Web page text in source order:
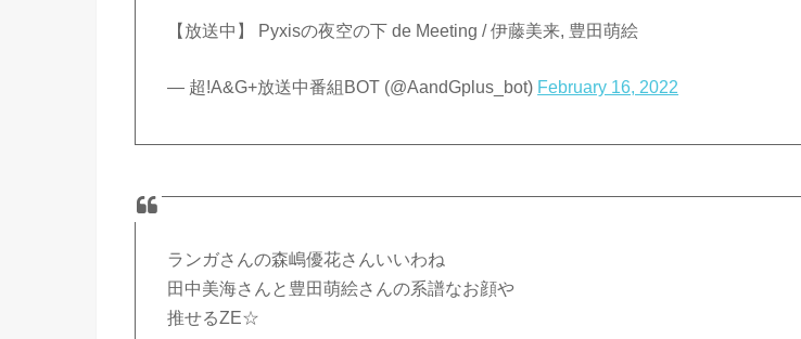
【放送中】 Pyxisの夜空の下 de Meeting / 伊藤美来, 豊田萌絵
— 超!A&G+放送中番組BOT (@AandGplus_bot) February 16, 2022
ランガさんの森嶋優花さんいいわね
田中美海さんと豊田萌絵さんの系譜なお顔や
推せるZE☆